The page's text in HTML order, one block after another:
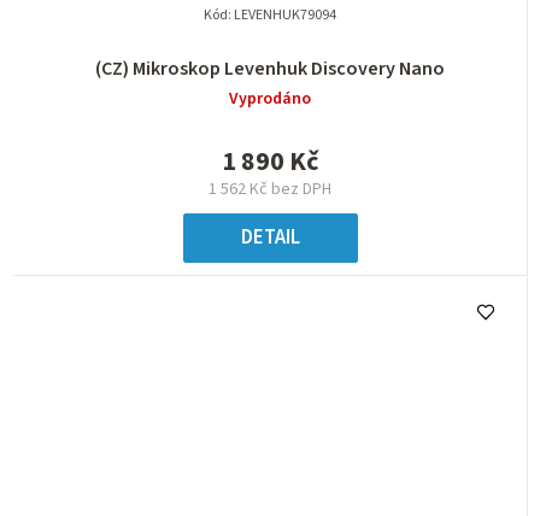
(CZ) Mikroskop Levenhuk Discovery Nano
Vyprodáno
1 562 Kč bez DPH
1 890 Kč
DETAIL
Kód: LEVENHUK79094